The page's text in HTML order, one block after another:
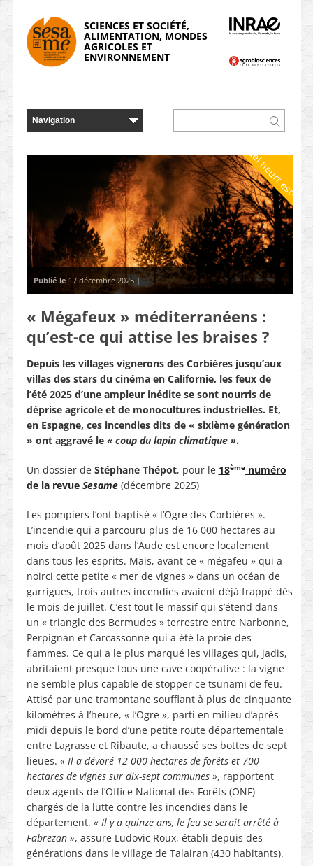
SCIENCES ET SOCIÉTÉ,
ALIMENTATION, MONDES
AGRICOLES ET
ENVIRONNEMENT
Quel heurt est-il ?
Publié le 17 décembre 2025 |
« Mégafeux » méditerranéens :
qu’est-ce qui attise les braises ?
Depuis les villages vignerons des Corbières jusqu’aux
villas des stars du cinéma en Californie, les feux de
l’été 2025 d’une ampleur inédite se sont nourris de
déprise agricole et de monocultures industrielles. Et,
en Espagne, ces incendies dits de « sixième génération
» ont aggravé le « coup du lapin climatique ».
Un dossier de Stéphane Thépot, pour le 18èmenuméro
de la revue Sesame(décembre 2025)
Les pompiers l’ont baptisé « l’Ogre des Corbières ».
L’incendie qui a parcouru plus de 16 000 hectares au
mois d’août 2025 dans l’Aude est encore localement
dans tous les esprits. Mais, avant ce « mégafeu » qui a
noirci cette petite « mer de vignes » dans un océan de
garrigues, trois autres incendies avaient déjà frappé dès
le mois de juillet. C’est tout le massif qui s’étend dans
un « triangle des Bermudes » terrestre entre Narbonne,
Perpignan et Carcassonne qui a été la proie des
flammes. Ce qui a le plus marqué les villages qui, jadis,
abritaient presque tous une cave coopérative : la vigne
ne semble plus capable de stopper ce tsunami de feu.
Attisé par une tramontane soufflant à plus de cinquante
kilomètres à l’heure, « l’Ogre », parti en milieu d’après-
midi depuis le bord d’une petite route départementale
entre Lagrasse et Ribaute, a chaussé ses bottes de sept
lieues. « Il a dévoré 12 000 hectares de forêts et 700
hectares de vignes sur dix-sept communes », rapportent
deux agents de l’Office National des Forêts (ONF)
chargés de la lutte contre les incendies dans le
département. « Il y a quinze ans, le feu se serait arrêté à
Fabrezan », assure Ludovic Roux, établi depuis des
générations dans le village de Talairan (430 habitants).